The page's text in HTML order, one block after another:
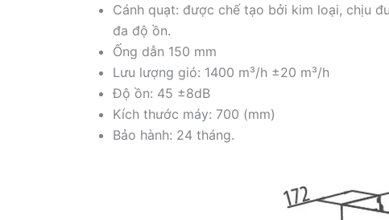
Cánh quạt: được chế tạo bởi kim loại, chịu
đa độ ồn.
Ống dẫn 150 mm
Lưu lượng gió: 1400 m³/h ±20 m³/h
Độ ồn: 45 ±8dB
Kích thước máy: 700 (mm)
Bảo hành: 24 tháng.